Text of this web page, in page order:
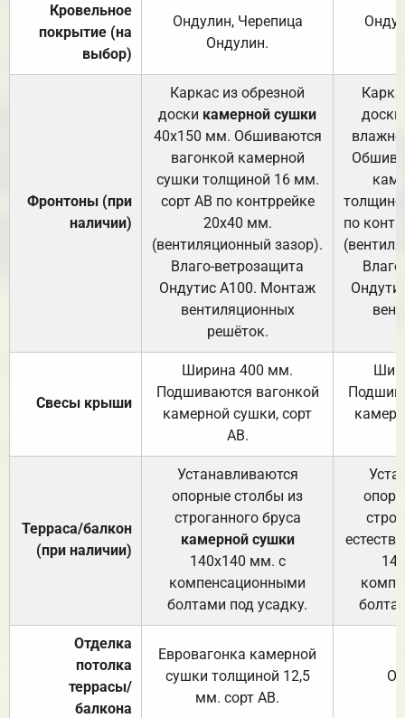
Кровельное
покрытие (на
выбор)
Ондулин, Черепица
Ондулин.
Фронтоны (при
наличии)
Каркас из обрезной
доски камерной сушки
40х150 мм. Обшиваются
вагонкой камерной
сушки толщиной 16 мм.
сорт АВ по контррейке
20х40 мм.
(вентиляционный зазор).
Влаго-ветрозащита
Ондутис А100. Монтаж
вентиляционных
решёток.
доски
по
Свесы крыши
Ширина 400 мм.
Подшиваются вагонкой
камерной сушки, сорт
АВ.
Терраса/балкон
(при наличии)
Устанавливаются
опорные столбы из
строганного бруса
камерной сушки
140х140 мм. с
компенсационными
болтами под усадку.
Отделка
потолка
террасы/
балкона
Евровагонка камерной
сушки толщиной 12,5
мм. сорт АВ.